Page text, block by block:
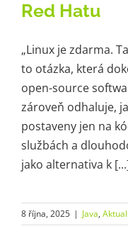
Red Hatu
„Linux je zdarma.
to otázka, která
open-source
zároveň odhaluje,
postaveny jen na
službách a
jako alternativa k
8 října, 2025 | Java,